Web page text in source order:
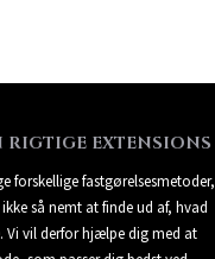
RIGTIGE EXTENSIONS
forskellige fastgørelsesmetoder,
så nemt at finde ud af, hvad
Vi vil derfor hjælpe dig med at